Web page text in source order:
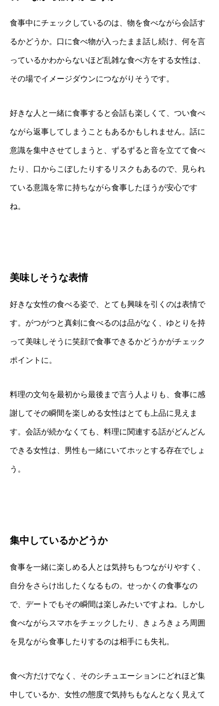
食事中にチェックしているのは、物を食べながら会話す
るかどうか。口に食べ物が入ったまま話し続け、何を言
っているかわからないほど乱雑な食べ方をする女性は、
その場でイメージダウンにつながりそうです。
好きな人と一緒に食事すると会話も楽しくて、つい食べ
ながら返事してしまうこともあるかもしれません。話に
意識を集中させてしまうと、ずるずると音を立てて食べ
たり、口からこぼしたりするリスクもあるので、見られ
ている意識を常に持ちながら食事したほうが安心です
ね。
美味しそうな表情
好きな女性の食べる姿で、とても興味を引くのは表情で
す。がつがつと真剣に食べるのは品がなく、ゆとりを持
って美味しそうに笑顔で食事できるかどうかがチェック
ポイントに。
料理の文句を最初から最後まで言う人よりも、食事に感
謝してその瞬間を楽しめる女性はとても上品に見えま
す。会話が続かなくても、料理に関連する話がどんどん
できる女性は、男性も一緒にいてホッとする存在でしょ
う。
集中しているかどうか
食事を一緒に楽しめる人とは気持ちもつながりやすく、
自分をさらけ出したくなるもの。せっかくの食事なの
で、デートでもその瞬間は楽しみたいですよね。しかし
食べながらスマホをチェックしたり、きょろきょろ周囲
を見ながら食事したりするのは相手にも失礼。
食べ方だけでなく、そのシチュエーションにどれほど集
中しているか、女性の態度で気持ちもなんとなく見えて